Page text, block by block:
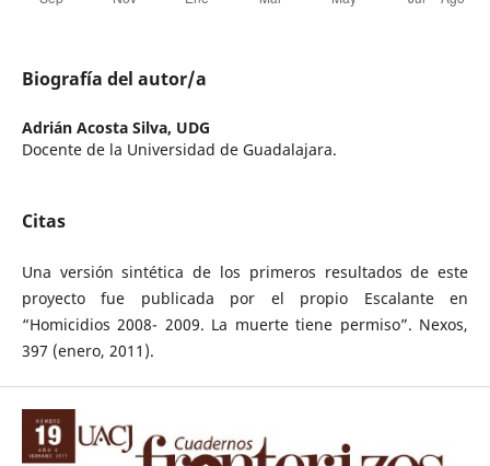
Biografía del autor/a
Adrián Acosta Silva, UDG
Docente de la Universidad de Guadalajara.
Citas
Una versión sintética de los primeros resultados de este
proyecto fue publicada por el propio Escalante en
“Homicidios 2008- 2009. La muerte tiene permiso”. Nexos,
397 (enero, 2011).